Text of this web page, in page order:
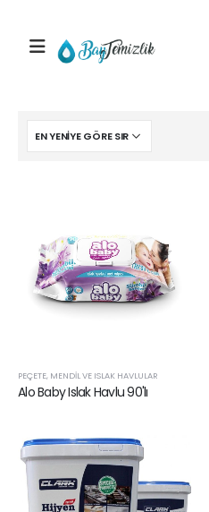
PEÇETE, MENDIL VE ISLAK HAVLULAR
Alo Baby Islak Havlu 90'lı